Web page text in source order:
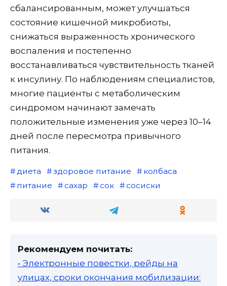
сбалансированным, может улучшаться
состояние кишечной микробиоты,
снижаться выраженность хронического
воспаления и постепенно
восстанавливаться чувствительность тканей
к инсулину. По наблюдениям специалистов,
многие пациенты с метаболическим
синдромом начинают замечать
положительные изменения уже через 10–14
дней после пересмотра привычного
питания.
диета здоровое питание
колбаса
питание
сахар сок сосиски
Рекомендуем почитать:
• Электронные повестки, рейды на
улицах, сроки окончания мобилизации: